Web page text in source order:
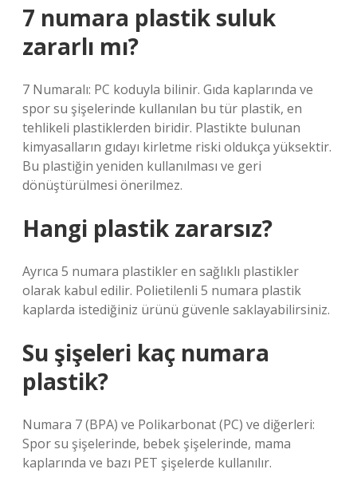
7 numara plastik suluk
zararlı mı?
7 Numaralı: PC koduyla bilinir. Gıda kaplarında ve
spor su şişelerinde kullanılan bu tür plastik, en
tehlikeli plastiklerden biridir. Plastikte bulunan
kimyasalların gıdayı kirletme riski oldukça yüksektir.
Bu plastiğin yeniden kullanılması ve geri
dönüştürülmesi önerilmez.
Hangi plastik zararsız?
Ayrıca 5 numara plastikler en sağlıklı plastikler
olarak kabul edilir. Polietilenli 5 numara plastik
kaplarda istediğiniz ürünü güvenle saklayabilirsiniz.
Su şişeleri kaç numara
plastik?
Numara 7 (BPA) ve Polikarbonat (PC) ve diğerleri:
Spor su şişelerinde, bebek şişelerinde, mama
kaplarında ve bazı PET şişelerde kullanılır.